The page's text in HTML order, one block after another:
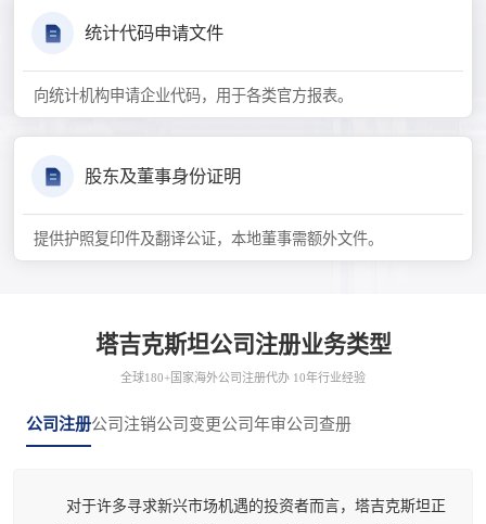
统计代码申请文件
向统计机构申请企业代码，用于各类官方报表。
股东及董事身份证明
提供护照复印件及翻译公证，本地董事需额外文件。
塔吉克斯坦公司注册业务类型
全球180+国家海外公司注册代办 10年行业经验
公司注册公司注销公司变更公司年审公司查册
对于许多寻求新兴市场机遇的投资者而言，塔吉克斯坦正